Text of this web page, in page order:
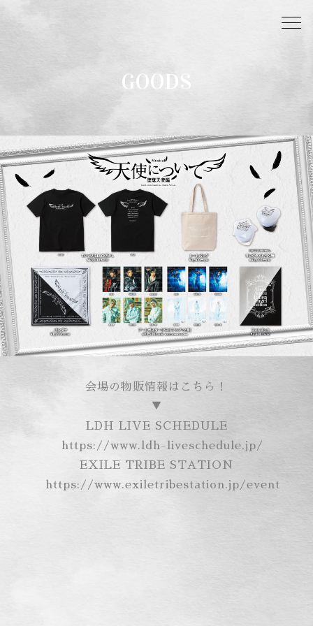
GOODS
会場の物販情報はこちら！
▼
LDH LIVE SCHEDULE
https://www.ldh-liveschedule.jp/
EXILE TRIBE STATION
https://www.exiletribestation.jp/event